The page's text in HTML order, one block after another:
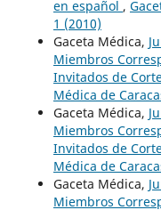
en español ,
1 (2010)
Gaceta Médica,
Miembros
Invitados de
Médica de
Gaceta Médica,
Miembros
Invitados de
Médica de
Gaceta Médica,
Miembros